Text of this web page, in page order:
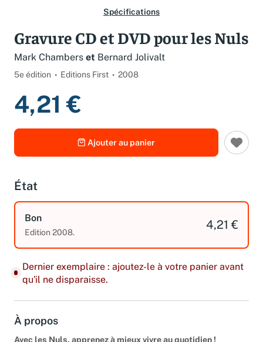
Gravure CD et DVD pour les Nuls
4,21 €
Ajouter au panier
État
Bon 4,21 €
Dernier exemplaire : ajoutez-le à votre panier avant
qu'il ne disparaisse.
À propos